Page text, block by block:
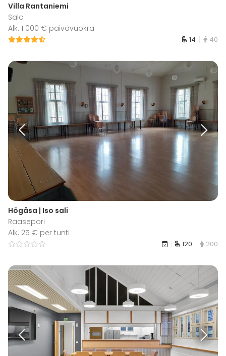
Villa Rantaniemi
Salo
Alk. 1 000 € päivävuokra
14 40
Högåsa | Iso sali
Raasepori
Alk. 25 € per tunti
120 200